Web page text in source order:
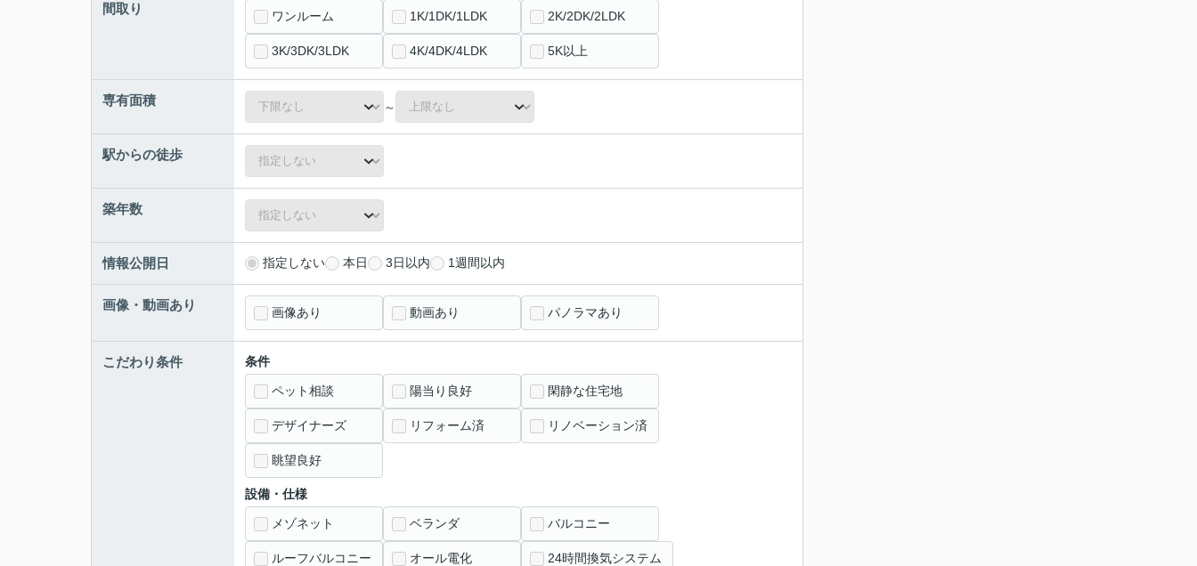
間取り ワンルーム 1K/1DK/1LDK 2K/2DK/2LDK
3K/3DK/3LDK 4K/4DK/4LDK 5K以上
専有面積 ～
駅からの徒歩
築年数
情報公開日 指定しない 本日 3日以内 1週間以内
画像・動画あり 画像あり 動画あり パノラマあり
こだわり条件 条件
ペット相談 陽当り良好 閑静な住宅地
デザイナーズ リフォーム済 リノベーション済
眺望良好
設備・仕様
メゾネット ベランダ バルコニー
ルーフバルコニー オール電化 24時間換気システム